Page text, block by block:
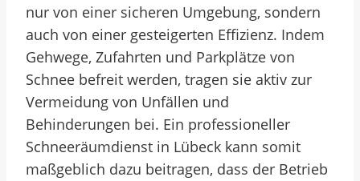
nur von einer sicheren Umgebung, sondern
auch von einer gesteigerten Effizienz. Indem
Gehwege, Zufahrten und Parkplätze von
Schnee befreit werden, tragen sie aktiv zur
Vermeidung von Unfällen und
Behinderungen bei. Ein professioneller
Schneeräumdienst in Lübeck kann somit
maßgeblich dazu beitragen, dass der Betrieb